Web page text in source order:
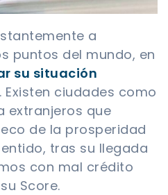
a
puntos del mundo, en
su situación
. Existen ciudades como
extranjeros que
de la prosperidad
tras su llegada
con mal crédito
Score.